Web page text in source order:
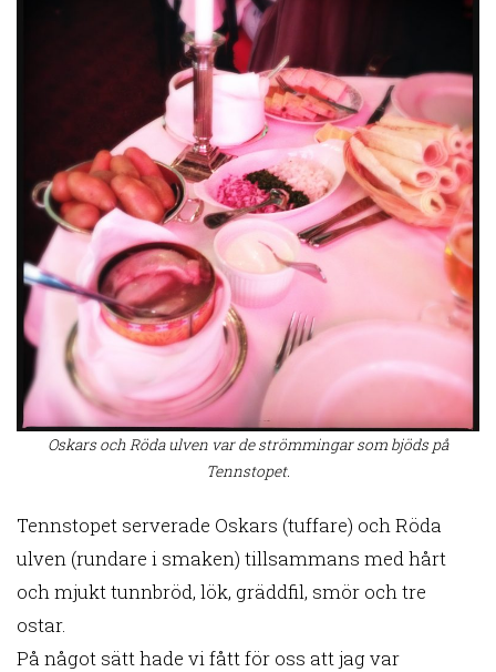
Oskars och Röda ulven var de strömmingar som bjöds på
Tennstopet.
Tennstopet serverade Oskars (tuffare) och Röda
ulven (rundare i smaken) tillsammans med hårt
och mjukt tunnbröd, lök, gräddfil, smör och tre
ostar.
På något sätt hade vi fått för oss att jag var